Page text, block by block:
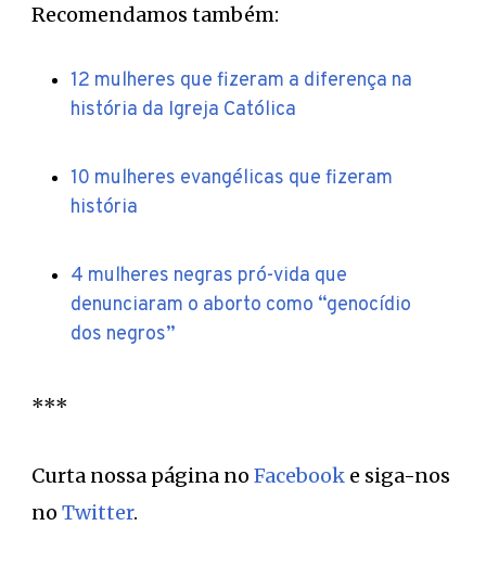
Recomendamos também:
12 mulheres que fizeram a diferença na
história da Igreja Católica
10 mulheres evangélicas que fizeram
história
4 mulheres negras pró-vida que
denunciaram o aborto como “genocídio
dos negros”
***
Curta nossa página no Facebook e siga-nos
no Twitter.